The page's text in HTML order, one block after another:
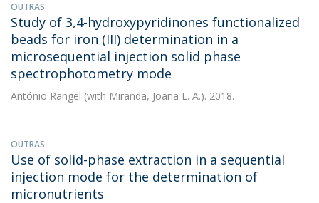
OUTRAS
Study of 3,4-hydroxypyridinones functionalized
beads for iron (III) determination in a
microsequential injection solid phase
spectrophotometry mode
António Rangel (with Miranda, Joana L. A.). 2018.
OUTRAS
Use of solid-phase extraction in a sequential
injection mode for the determination of
micronutrients